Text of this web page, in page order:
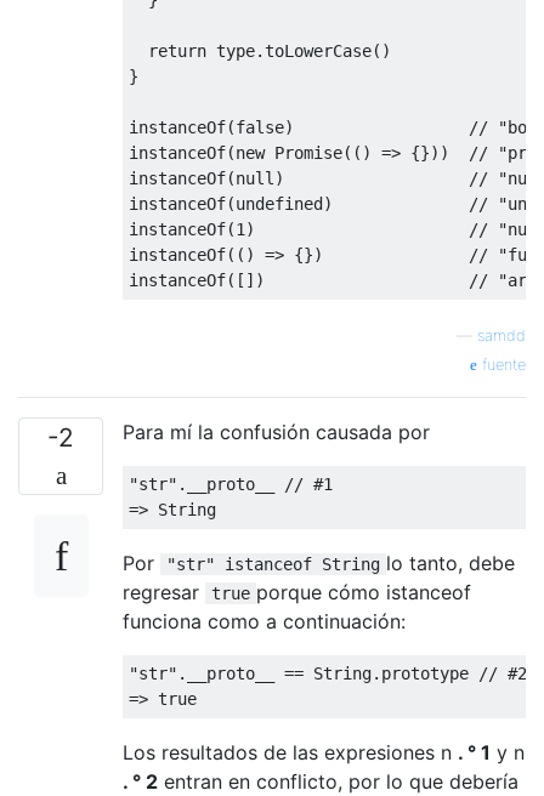
return type.toLowerCase()
}
instanceOf(false)
//
instanceOf(new Promise(() => {}))
//
instanceOf(null )
//
instanceOf(undefined)
//
instanceOf(1 )
//
instanceOf(() => {})
//
instanceOf([]) //
samdd
fuente
-2 Para mí la confusión causada por
"str" . __proto__
// #1
=> String
Por "str" istanceof String lo tanto, debe
regresar
true porque cómo istanceof
funciona como a continuación:
"str" . __proto__ == String. prototype
// #2
=> true
Los resultados de las expresiones n . ° 1 y n
. ° 2 entran en conflicto, por lo que debería